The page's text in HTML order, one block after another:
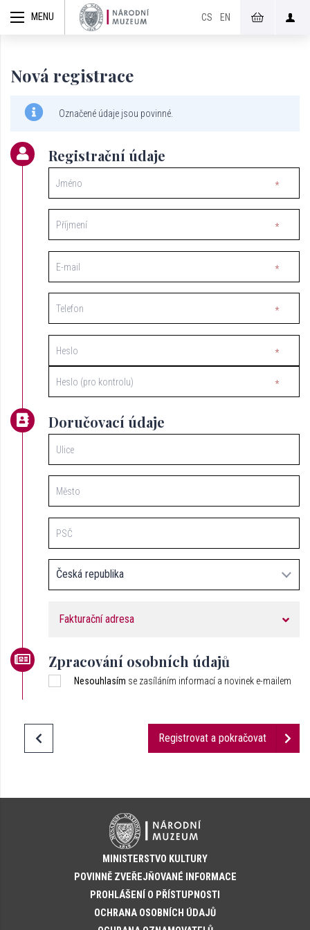
CS EN
Nová registrace
Označené údaje jsou povinné.
Registrační údaje
Jméno
Příjmení
E-mail
Telefon
Heslo
Heslo (pro kontrolu)
Doručovací údaje
Ulice
Město
PSČ
Fakturační adresa
Zpracování osobních údajů
Nesouhlasím se zasíláním informací a novinek e-mailem
Registrovat a pokračovat
MINISTERSTVO KULTURY
POVINNĚ ZVEŘEJŇOVANÉ INFORMACE
PROHLÁŠENÍ O PŘÍSTUPNOSTI
OCHRANA OSOBNÍCH ÚDAJŮ